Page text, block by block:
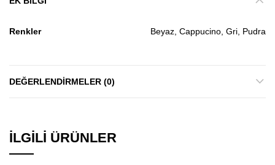
Renkler Beyaz, Cappucino, Gri, Pudra
DEĞERLENDIRMELER (0)
İLGILI ÜRÜNLER